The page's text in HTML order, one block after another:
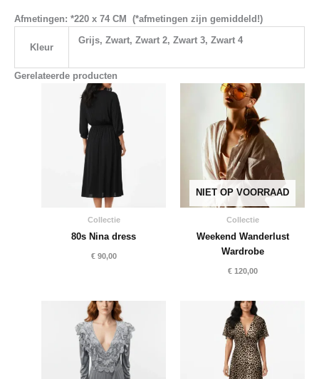
Afmetingen: *220 x 74 CM (*afmetingen zijn gemiddeld!)
Kleur
Grijs, Zwart, Zwart 2, Zwart 3, Zwart 4
Gerelateerde producten
Collectie
80s Nina dress
€90,00
NIET OP VOORRAAD
Collectie
Weekend Wanderlust
Wardrobe
€120,00